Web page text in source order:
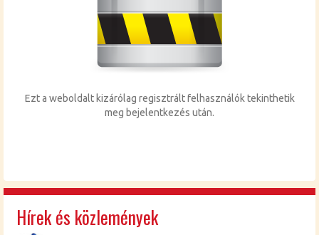
Ezt a web­ol­dalt ki­zá­ró­lag re­giszt­rált fel­hasz­ná­lók te­kint­he­tik
meg be­je­lent­ke­zés után.
Hírek és közlemények